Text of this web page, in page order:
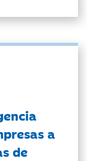
a
de